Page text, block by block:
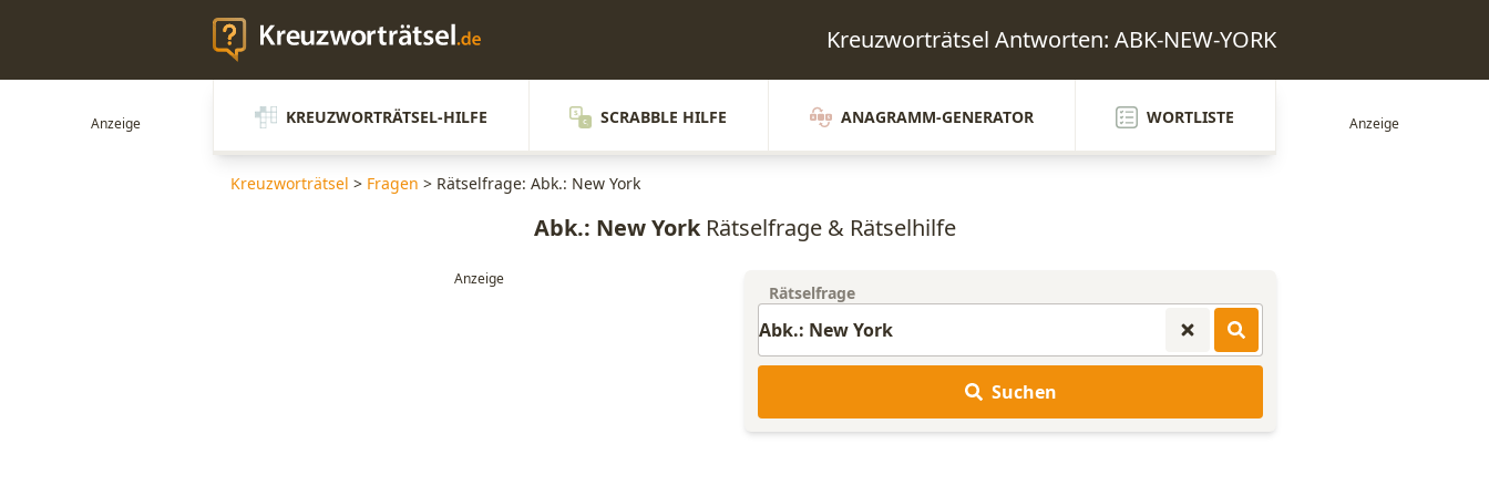
Kreuzworträtsel Antworten: ABK-NEW-YORK
KREUZWORTRÄTSEL-HILFE SCRABBLE HILFE ANAGRAMM-GENERATOR WORTLISTE
Kreuzworträtsel > Fragen > Rätselfrage: Abk.: New York
Abk.: New YorkRätselfrage & Rätselhilfe
Rätselfrage
Suchen